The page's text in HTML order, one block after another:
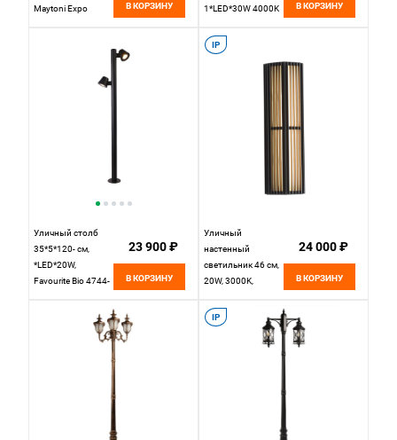
Maytoni Expo
В КОРЗИНУ
1*LED*30W 4000K
A2148PA-1BK
черный
В КОРЗИНУ
Уличный столб
35*5*120- см,
*LED*20W,
Favourite Bio 4744-
23 900 ₽
В КОРЗИНУ
IP
Уличный
настенный
светильник 46 см,
20W, 3000K,
4824-2W, черный
24 000 ₽
В КОРЗИНУ
IP